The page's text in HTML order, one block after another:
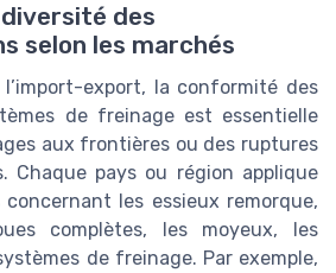
des
selon les marchés
export, la conformité des
de freinage est essentielle
aux frontières ou des ruptures
Chaque pays ou région applique
concernant les essieux remorque,
complètes, les moyeux, les
de freinage. Par exemple,